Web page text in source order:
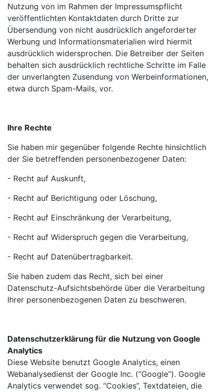
Nutzung von im Rahmen der Impressumspflicht
veröffentlichten Kontaktdaten durch Dritte zur
Übersendung von nicht ausdrücklich angeforderter
Werbung und Informationsmaterialien wird hiermit
ausdrücklich widersprochen. Die Betreiber der Seiten
behalten sich ausdrücklich rechtliche Schritte im Falle
der unverlangten Zusendung von Werbeinformationen,
etwa durch Spam-Mails, vor.
Ihre Rechte
Sie haben mir gegenüber folgende Rechte hinsichtlich
der Sie betreffenden personenbezogener Daten:
- Recht auf Auskunft,
- Recht auf Berichtigung oder Löschung,
- Recht auf Einschränkung der Verarbeitung,
- Recht auf Widerspruch gegen die Verarbeitung,
- Recht auf Datenübertragbarkeit.
Sie haben zudem das Recht, sich bei einer
Datenschutz-Aufsichtsbehörde über die Verarbeitung
Ihrer personenbezogenen Daten zu beschweren.
Datenschutzerklärung für die Nutzung von Google
Analytics
Diese Website benutzt Google Analytics, einen
Webanalysedienst der Google Inc. (“Google”). Google
Analytics verwendet sog. “Cookies”, Textdateien, die